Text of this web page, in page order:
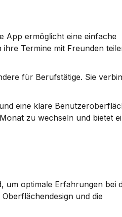
App ermöglicht eine einfache
Termine mit Freunden
für Berufstätige. Sie
eine klare
zu wechseln und bietet
um optimale Erfahrungen bei
und die